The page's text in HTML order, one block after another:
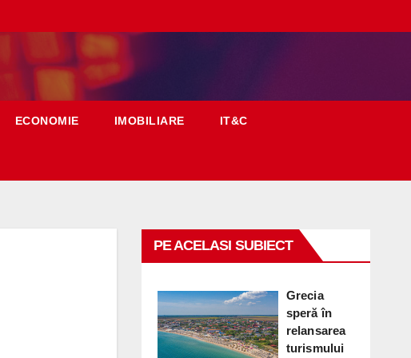
ECONOMIE IMOBILIARE IT&C
PE ACELASI SUBIECT
Grecia
speră în
relansarea
turismului